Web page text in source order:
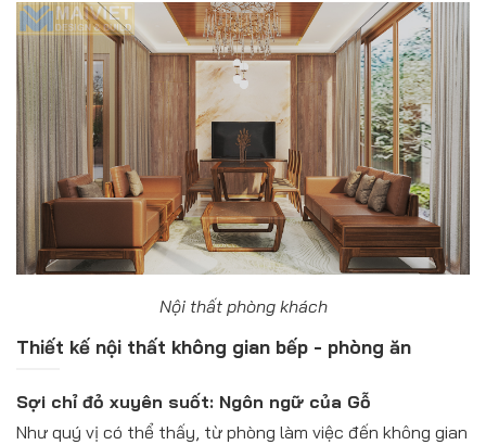
Nội thất phòng khách
Thiết kế nội thất không gian bếp - phòng ăn
Sợi chỉ đỏ xuyên suốt: Ngôn ngữ của Gỗ
Như quý vị có thể thấy, từ phòng làm việc đến không gian